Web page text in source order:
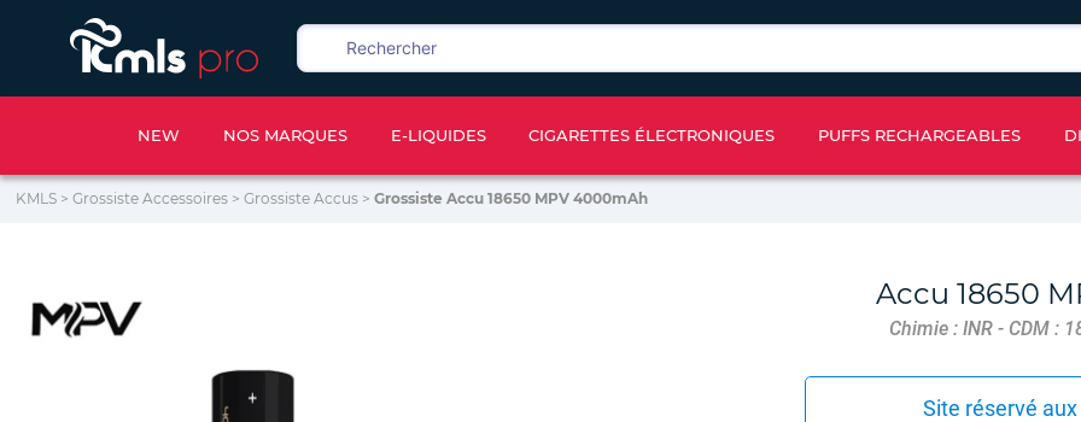
NEW NOS MARQUES E-LIQUIDES CIGARETTES ÉLECTRONIQUES PUFFS RECHARGEABLES
KMLS > Grossiste Accessoires > Grossiste Accus > Grossiste Accu 18650 MPV 4000mAh
Accu 18650
Chimie : INR - CDM :
Site réservé